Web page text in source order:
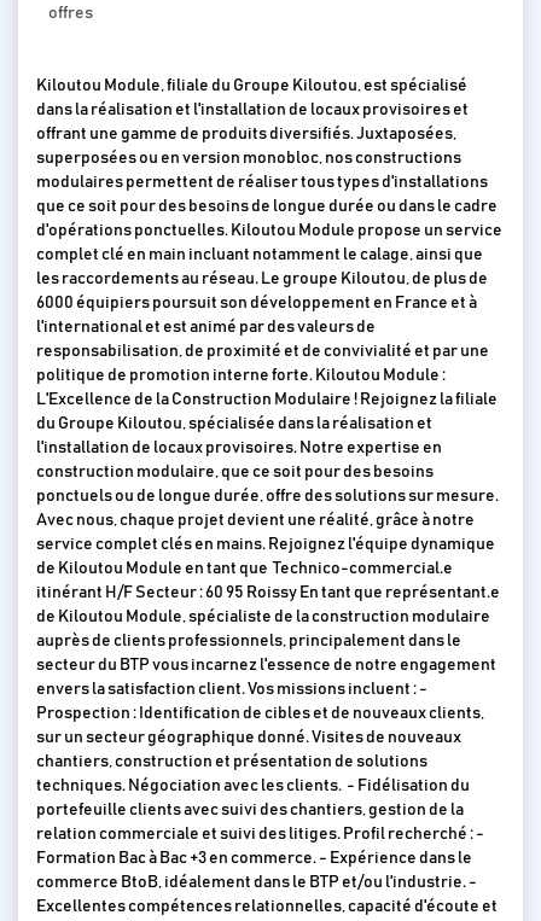
offres
Kiloutou Module, filiale du Groupe Kiloutou, est spécialisé
dans la réalisation et l'installation de locaux provisoires et
offrant une gamme de produits diversifiés. Juxtaposées,
superposées ou en version monobloc, nos constructions
modulaires permettent de réaliser tous types d'installations
que ce soit pour des besoins de longue durée ou dans le cadre
d'opérations ponctuelles. Kiloutou Module propose un service
complet clé en main incluant notamment le calage, ainsi que
les raccordements au réseau. Le groupe Kiloutou, de plus de
6000 équipiers poursuit son développement en France et à
l'international et est animé par des valeurs de
responsabilisation, de proximité et de convivialité et par une
politique de promotion interne forte. Kiloutou Module :
L'Excellence de la Construction Modulaire ! Rejoignez la filiale
du Groupe Kiloutou, spécialisée dans la réalisation et
l'installation de locaux provisoires. Notre expertise en
construction modulaire, que ce soit pour des besoins
ponctuels ou de longue durée, offre des solutions sur mesure.
Avec nous, chaque projet devient une réalité, grâce à notre
service complet clés en mains. Rejoignez l'équipe dynamique
de Kiloutou Module en tant que Technico-commercial.e
itinérant H/F Secteur : 60 95 Roissy En tant que représentant.e
de Kiloutou Module, spécialiste de la construction modulaire
auprès de clients professionnels, principalement dans le
secteur du BTP vous incarnez l'essence de notre engagement
envers la satisfaction client. Vos missions incluent : -
Prospection : Identification de cibles et de nouveaux clients,
sur un secteur géographique donné. Visites de nouveaux
chantiers, construction et présentation de solutions
techniques. Négociation avec les clients. - Fidélisation du
portefeuille clients avec suivi des chantiers, gestion de la
relation commerciale et suivi des litiges. Profil recherché : -
Formation Bac à Bac +3 en commerce. - Expérience dans le
commerce BtoB, idéalement dans le BTP et/ou l'industrie. -
Excellentes compétences relationnelles, capacité d'écoute et